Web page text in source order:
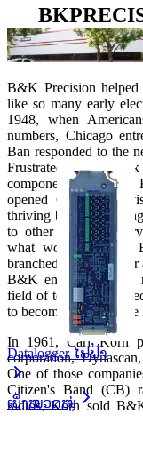
B&K Precision helped
like so many early
1948, when
numbers, Chicago
Ban responded to the
Frustrated by a
components, Ban and
opened Central
thriving business
to other television
what would become
branched out into other
B&K engineers broke
field of television test
to become a worldwide
In 1961, Carl Korn
corporation,
One of those
Citizen's Band (CB)
radios, Korn sold
ownership
testing and
Datalogger ໄຟຟ້າ
ເບິ່ງໝວດໝູ່